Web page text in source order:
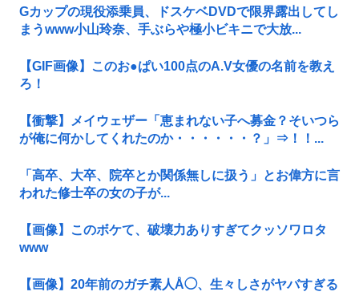
Gカップの現役添乗員、ドスケベDVDで限界露出してし
まうwww小山玲奈、手ぶらや極小ビキニで大放...
【GIF画像】このお●ぱい100点のA.V女優の名前を教え
ろ！
【衝撃】メイウェザー「恵まれない子へ募金？そいつら
が俺に何かしてくれたのか・・・・・・？」⇒！！...
「高卒、大卒、院卒とか関係無しに扱う」とお偉方に言
われた修士卒の女の子が...
【画像】このボケて、破壊力ありすぎてクッソワロタ
www
【画像】20年前のガチ素人Å◯、生々しさがヤバすぎる